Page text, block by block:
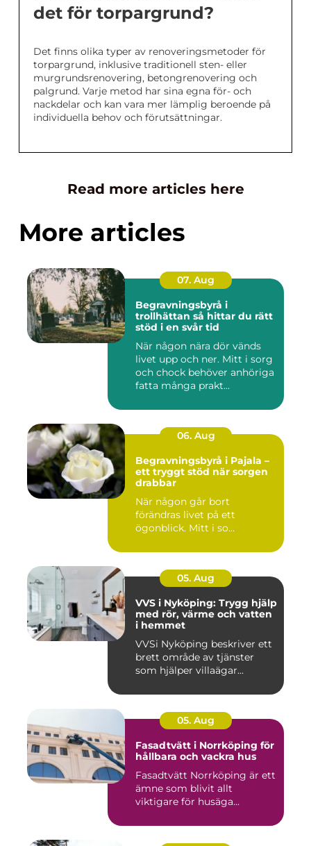
det för torpargrund?
Det finns olika typer av renoveringsmetoder för
torpargrund, inklusive traditionell sten- eller
murgrundsrenovering, betongrenovering och
palgrund. Varje metod har sina egna för- och
nackdelar och kan vara mer lämplig beroende på
individuella behov och förutsättningar.
Read more articles here
More articles
07. Aug
Begravningsbyrå i
trollhättan så hittar du rätt
stöd i en svår tid
När någon nära dör vänds
livet upp och ner. Mitt i sorg
och chock behöver anhöriga
fatta många prakt...
06. Aug
Begravningsbyrå i Pajala –
ett tryggt stöd när sorgen
drabbar
När någon går bort
förändras livet på ett
ögonblick. Mitt i so...
05. Aug
VVS i Nyköping: Trygg hjälp
med rör, värme och vatten
i hemmet
VVSi Nyköping beskriver ett
brett område av tjänster
som hjälper villaägar...
05. Aug
Fasadtvätt i Norrköping för
hållbara och vackra hus
Fasadtvätt Norrköping är ett
ämne som blivit allt
viktigare för husäga...